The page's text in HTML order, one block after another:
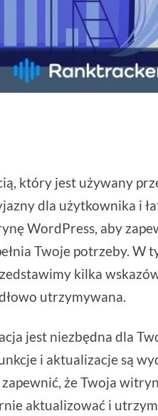
który jest używany
dla użytkownika i
WordPress, aby
Twoje potrzeby. W
kilka
utrzymywana.
jest niezbędna dla
i aktualizacje są
że Twoja
aktualizować i